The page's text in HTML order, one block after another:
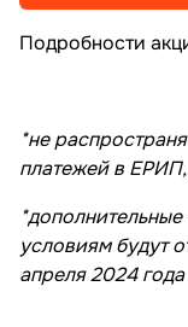
Подробности
*не
платежей в
условиям будут
апреля 2024